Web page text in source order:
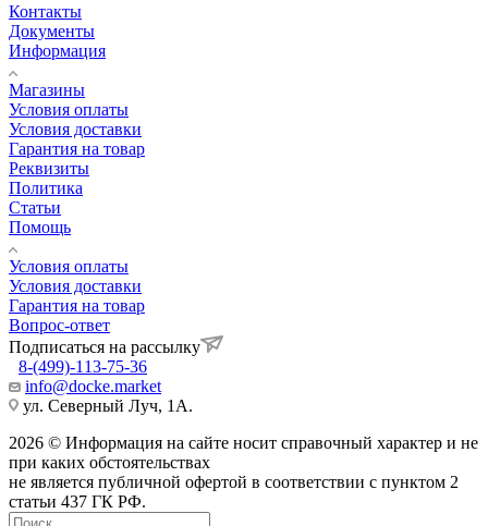
Контакты
Документы
Информация
Магазины
Условия оплаты
Условия доставки
Гарантия на товар
Реквизиты
Политика
Статьи
Помощь
Условия оплаты
Условия доставки
Гарантия на товар
Вопрос-ответ
Подписаться на рассылку
8-(499)-113-75-36
info@docke.market
ул. Северный Луч, 1А.
2026 © Информация на сайте носит справочный характер и не
при каких обстоятельствах
не является публичной офертой в соответствии с пунктом 2
статьи 437 ГК РФ.